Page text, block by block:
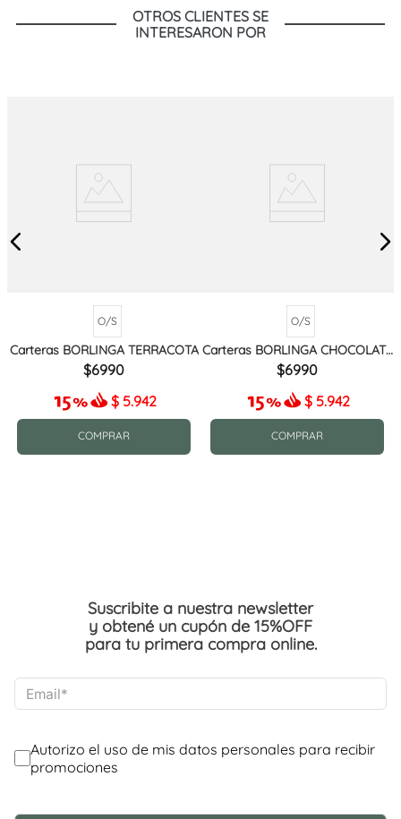
OTROS CLIENTES SE
INTERESARON POR
O/S
Carteras BORLINGA TERRACOTA
6990
$ 5.942
COMPRAR
O/S
Carteras BORLINGA CHOCOLATE
MIX
6990
$ 5.942
COMPRAR
Suscribite a nuestra newsletter
y obtené un cupón de 15%OFF
para tu primera compra online.